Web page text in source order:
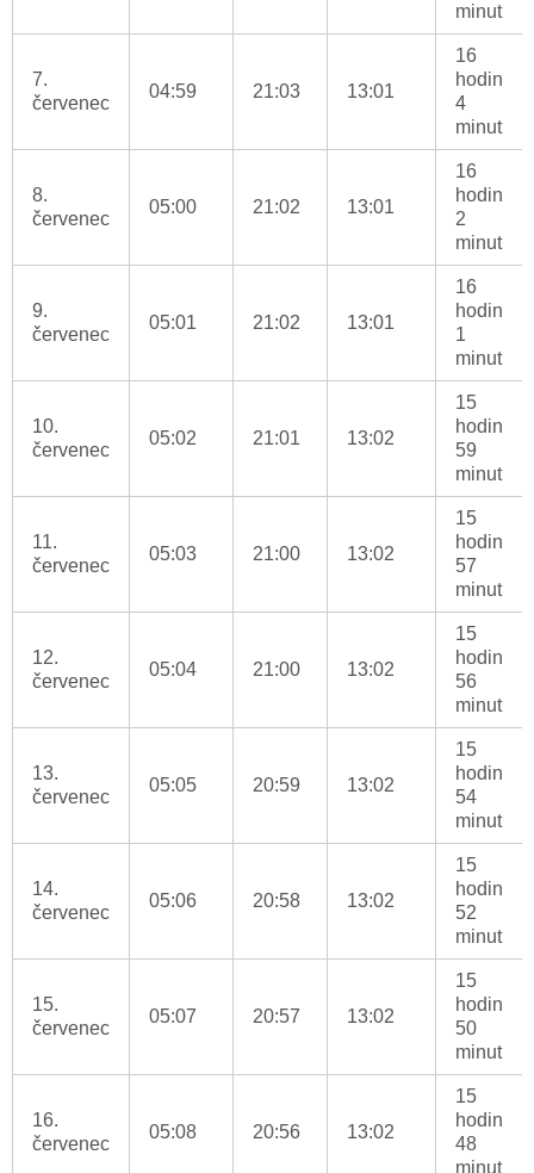
minut
7.
červenec
04:59 21:03 13:01
16
hodin
4
minut
8.
červenec
05:00 21:02 13:01
16
hodin
2
minut
9.
červenec
05:01 21:02 13:01
16
hodin
1
minut
10.
červenec
05:02 21:01 13:02
15
hodin
59
minut
11.
červenec
05:03 21:00 13:02
15
hodin
57
minut
12.
červenec
05:04 21:00 13:02
15
hodin
56
minut
13.
červenec
05:05 20:59 13:02
15
hodin
54
minut
14.
červenec
05:06 20:58 13:02
15
hodin
52
minut
15.
červenec
05:07 20:57 13:02
15
hodin
50
minut
16.
červenec
05:08 20:56 13:02
15
hodin
48
minut